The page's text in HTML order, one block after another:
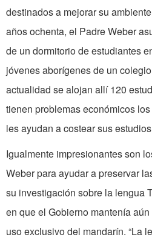
destinados a mejorar su
años ochenta, el Padre Weber
de un dormitorio de estudiantes
jóvenes aborígenes de un
actualidad se alojan allí 120
tienen problemas económicos
les ayudan a costear sus
Igualmente impresionantes son
Weber para ayudar a preservar
su investigación sobre la lengua
en que el Gobierno mantenía
uso exclusivo del mandarín. “La